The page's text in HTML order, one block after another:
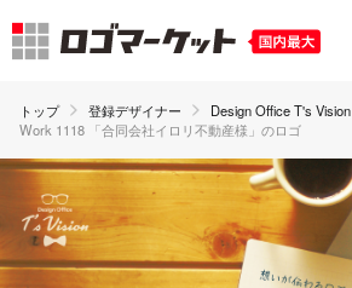
トップ 登録デザイナー Design Office T's Vision
Work 1118 「合同会社イロリ不動産様」のロゴ